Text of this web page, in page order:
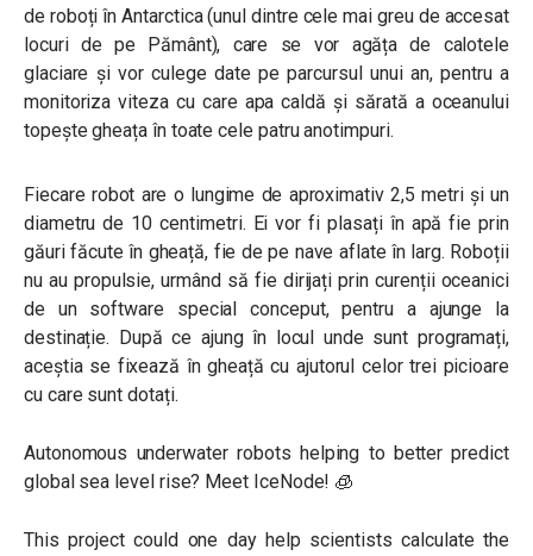
de roboți în Antarctica (unul dintre cele mai greu de accesat
locuri de pe Pământ), care se vor agăța de calotele
glaciare și vor culege date pe parcursul unui an, pentru a
monitoriza viteza cu care apa caldă și sărată a oceanului
topește gheața în toate cele patru anotimpuri.
Fiecare robot are o lungime de aproximativ 2,5 metri și un
diametru de 10 centimetri. Ei vor fi plasați în apă fie prin
găuri făcute în gheață, fie de pe nave aflate în larg. Roboții
nu au propulsie, urmând să fie dirijați prin curenții oceanici
de un software special conceput, pentru a ajunge la
destinație. După ce ajung în locul unde sunt programați,
aceștia se fixează în gheață cu ajutorul celor trei picioare
cu care sunt dotați.
Autonomous underwater robots helping to better predict
global sea level rise? Meet IceNode! 🧊
This project could one day help scientists calculate the